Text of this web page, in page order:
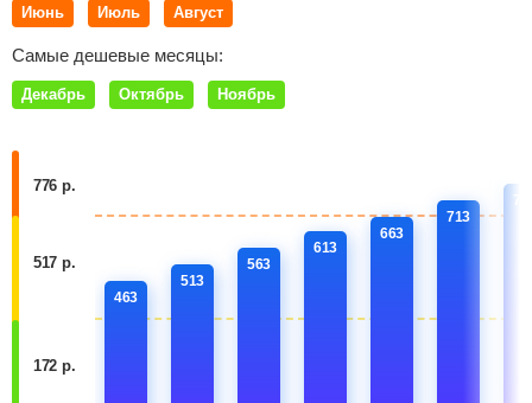
Июнь Июль Август
Самые дешевые месяцы:
Декабрь Октябрь Ноябрь
776 р.
517 р.
172 р.
463
513
563
613
663
713